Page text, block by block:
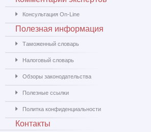
Консультация On-Line
Полезная информация
Таможенный словарь
Налоговый словарь
Обзоры законодательства
Полезные ссылки
Политка конфиденциальности
Контакты